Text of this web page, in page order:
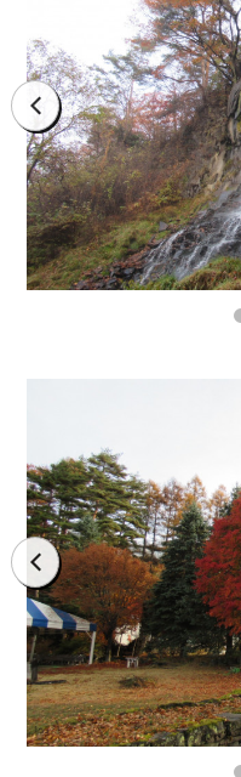
prev
prev